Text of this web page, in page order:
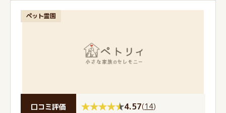
ペット霊園
口コミ評価 4.57(14)